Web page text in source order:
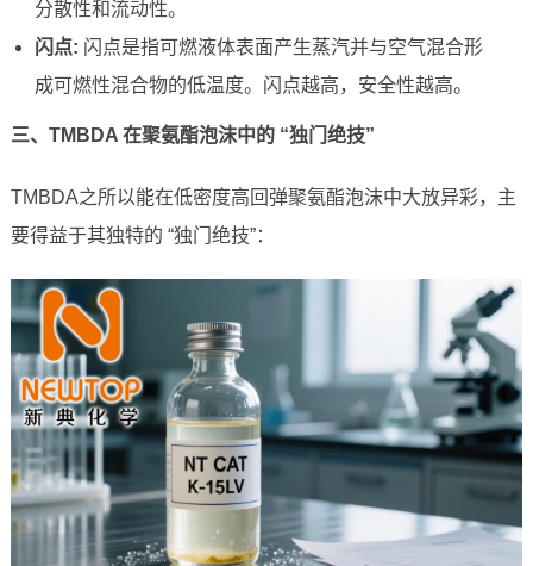
分散性和流动性。
闪点: 闪点是指可燃液体表面产生蒸汽并与空气混合形
成可燃性混合物的低温度。闪点越高，安全性越高。
三、TMBDA 在聚氨酯泡沫中的 “独门绝技”
TMBDA之所以能在低密度高回弹聚氨酯泡沫中大放异彩，主
要得益于其独特的 “独门绝技”：